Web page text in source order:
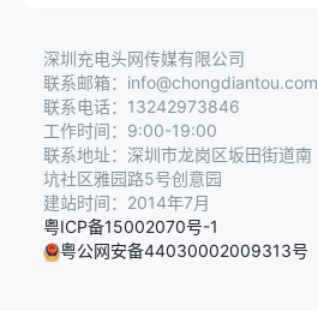
深圳充电头网传媒有限公司
联系邮箱：info@chongdiantou.com
联系电话：13242973846
工作时间：9:00-19:00
联系地址：深圳市龙岗区坂田街道南
坑社区雅园路5号创意园
建站时间：2014年7月
粤ICP备15002070号-1
粤公网安备44030002009313号